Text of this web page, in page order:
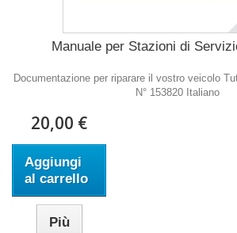
Manuale per Stazioni di
Documentazione per riparare il vostro veicolo
N° 153820 Italiano
20,00 €
Aggiungi
al carrello
Più